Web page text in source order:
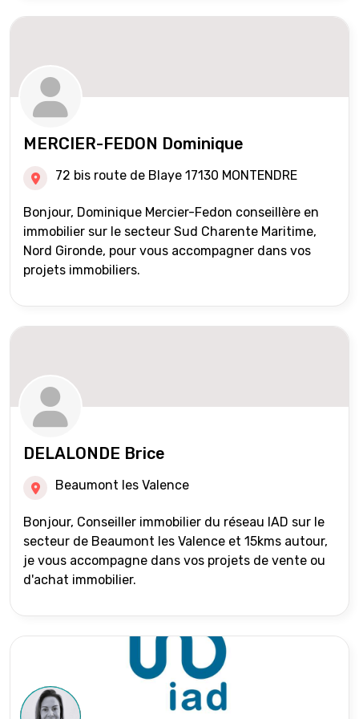
MERCIER-FEDON Dominique
72 bis route de Blaye 17130 MONTENDRE
Bonjour, Dominique Mercier-Fedon conseillère en
immobilier sur le secteur Sud Charente Maritime,
Nord Gironde, pour vous accompagner dans vos
projets immobiliers.
DELALONDE Brice
Beaumont les Valence
Bonjour, Conseiller immobilier du réseau IAD sur le
secteur de Beaumont les Valence et 15kms autour,
je vous accompagne dans vos projets de vente ou
d'achat immobilier.